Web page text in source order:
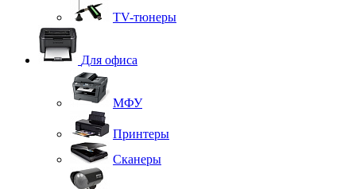
TV-тюнеры
Для офиса
МФУ
Принтеры
Сканеры